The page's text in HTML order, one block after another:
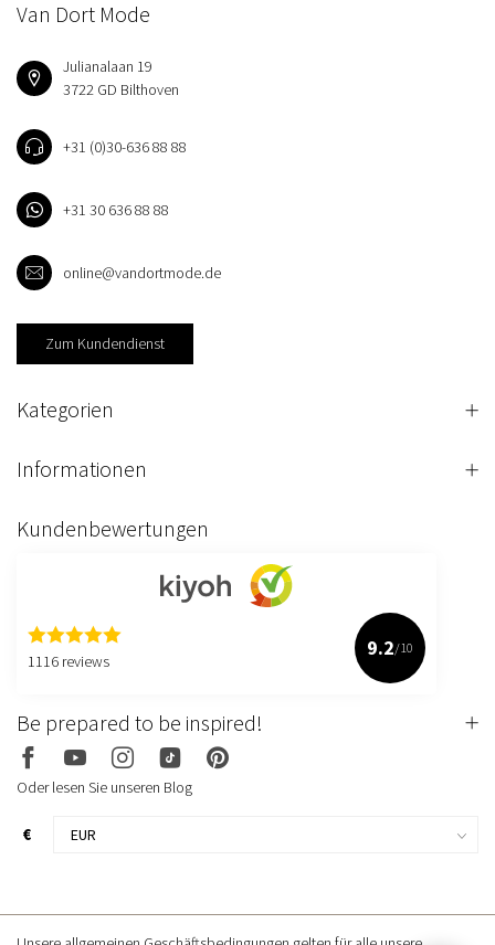
Van Dort Mode
Julianalaan 19
3722 GD Bilthoven
+31 (0)30-636 88 88
+31 30 636 88 88
online@vandortmode.de
Zum Kundendienst
Kategorien
Informationen
Kundenbewertungen
1116 reviews
9.2/10
Be prepared to be inspired!
Oder lesen Sie unseren Blog
€